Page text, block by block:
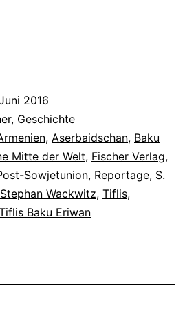
2016
, Geschichte
, Aserbaidschan, Baku
Mitte der Welt, Fischer Verlag,
Sowjetunion, Reportage, S.
Stephan Wackwitz, Tiflis,
Baku Eriwan